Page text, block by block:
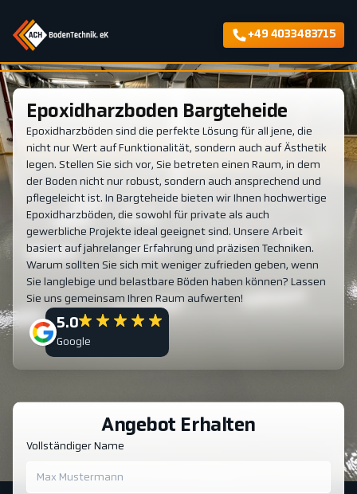
+49 4033483715
Epoxidharzboden Bargteheide
Epoxidharzböden sind die perfekte Lösung für all jene, die
nicht nur Wert auf Funktionalität, sondern auch auf Ästhetik
legen. Stellen Sie sich vor, Sie betreten einen Raum, in dem
der Boden nicht nur robust, sondern auch ansprechend und
pflegeleicht ist. In Bargteheide bieten wir Ihnen hochwertige
Epoxidharzböden, die sowohl für private als auch
gewerbliche Projekte ideal geeignet sind. Unsere Arbeit
basiert auf jahrelanger Erfahrung und präzisen Techniken.
Warum sollten Sie sich mit weniger zufrieden geben, wenn
Sie langlebige und belastbare Böden haben können? Lassen
Sie uns gemeinsam Ihren Raum aufwerten!
5.0
Google
Angebot Erhalten
Vollständiger Name